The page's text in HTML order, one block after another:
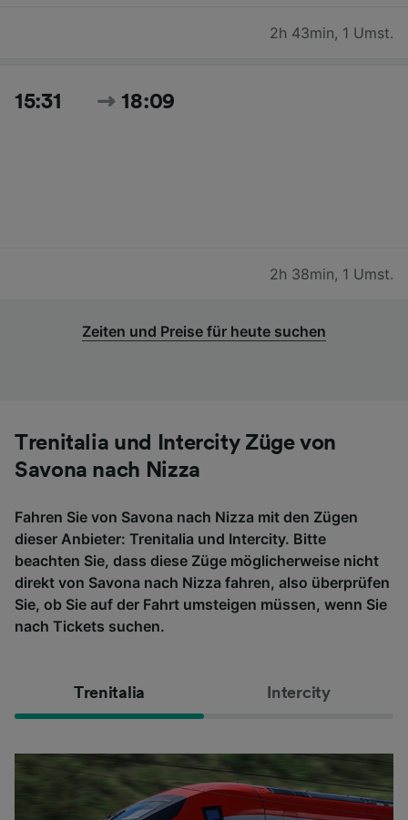
2h 43min, 1 Umst.
15:31 18:09
2h 38min, 1 Umst.
Zeiten und Preise für heute suchen
Trenitalia und Intercity Züge von
Savona nach Nizza
Fahren Sie von Savona nach Nizza mit den Zügen
dieser Anbieter: Trenitalia und Intercity. Bitte
beachten Sie, dass diese Züge möglicherweise nicht
direkt von Savona nach Nizza fahren, also überprüfen
Sie, ob Sie auf der Fahrt umsteigen müssen, wenn Sie
nach Tickets suchen.
Trenitalia Intercity